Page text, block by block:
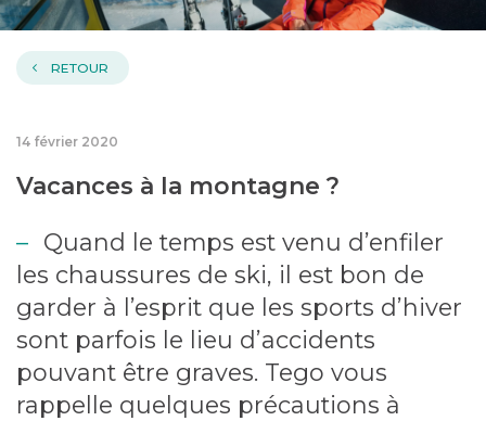
RETOUR
14 février 2020
Vacances à la montagne ?
Quand le temps est venu d’enfiler
les chaussures de ski, il est bon de
garder à l’esprit que les sports d’hiver
sont parfois le lieu d’accidents
pouvant être graves. Tego vous
rappelle quelques précautions à